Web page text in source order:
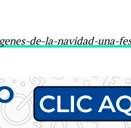
de-la-navidad-una-